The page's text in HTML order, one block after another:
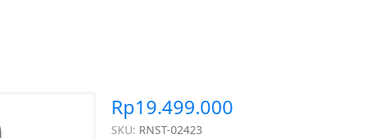
Rp19.499.000
SKU: RNST-02423